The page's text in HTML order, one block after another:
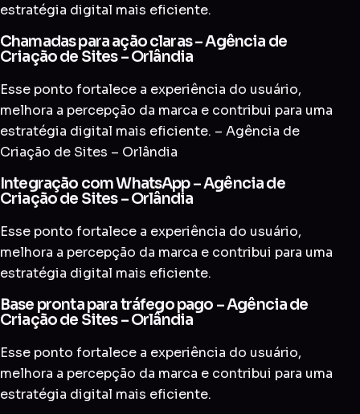
estratégia digital mais eficiente.
Chamadas para ação claras – Agência de
Criação de Sites – Orlândia
Esse ponto fortalece a experiência do usuário,
melhora a percepção da marca e contribui para uma
estratégia digital mais eficiente. – Agência de
Criação de Sites – Orlândia
Integração com WhatsApp – Agência de
Criação de Sites – Orlândia
Esse ponto fortalece a experiência do usuário,
melhora a percepção da marca e contribui para uma
estratégia digital mais eficiente.
Base pronta para tráfego pago – Agência de
Criação de Sites – Orlândia
Esse ponto fortalece a experiência do usuário,
melhora a percepção da marca e contribui para uma
estratégia digital mais eficiente.